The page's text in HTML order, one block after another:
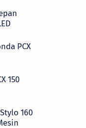
PCX
150
160